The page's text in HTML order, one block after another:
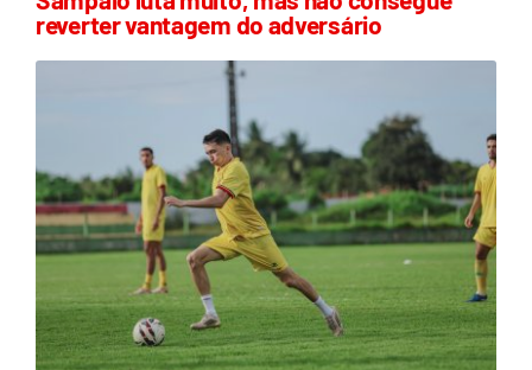
reverter vantagem do adversário